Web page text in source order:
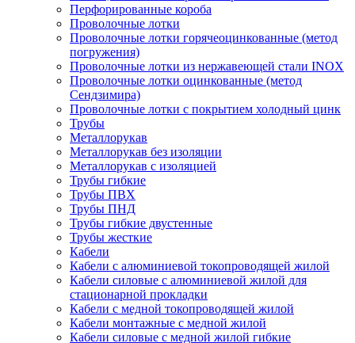
Перфорированные короба
Проволочные лотки
Проволочные лотки горячеоцинкованные (метод
погружения)
Проволочные лотки из нержавеющей стали INOX
Проволочные лотки оцинкованные (метод
Сендзимира)
Проволочные лотки с покрытием холодный цинк
Трубы
Металлорукав
Металлорукав без изоляции
Металлорукав с изоляцией
Трубы гибкие
Трубы ПВХ
Трубы ПНД
Трубы гибкие двустенные
Трубы жесткие
Кабели
Кабели с алюминиевой токопроводящей жилой
Кабели силовые с алюминиевой жилой для
стационарной прокладки
Кабели с медной токопроводящей жилой
Кабели монтажные с медной жилой
Кабели силовые с медной жилой гибкие